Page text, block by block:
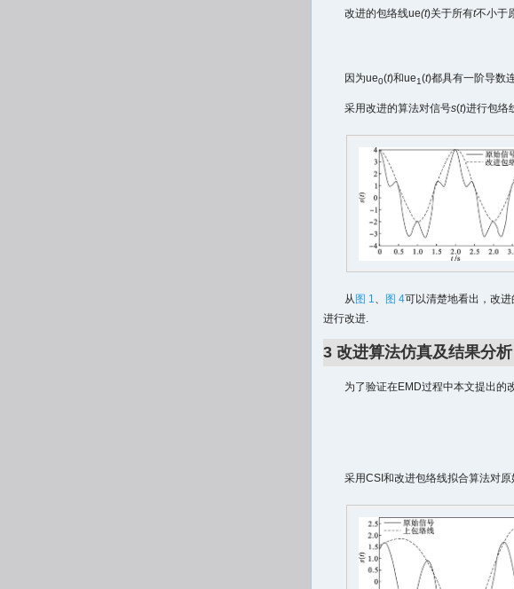
改进的包络线ue(t)关于所有t不小于
因为ue0(t)和ue1(t)都具有一阶导数
采用改进的算法对信号s(t)进行包络
从 图 1、 图 4可以清楚地看出，改
进行改进.
3 改进算法仿真及结果分析
为了验证在EMD过程中本文提出的
采用CSI和改进包络线拟合算法对原